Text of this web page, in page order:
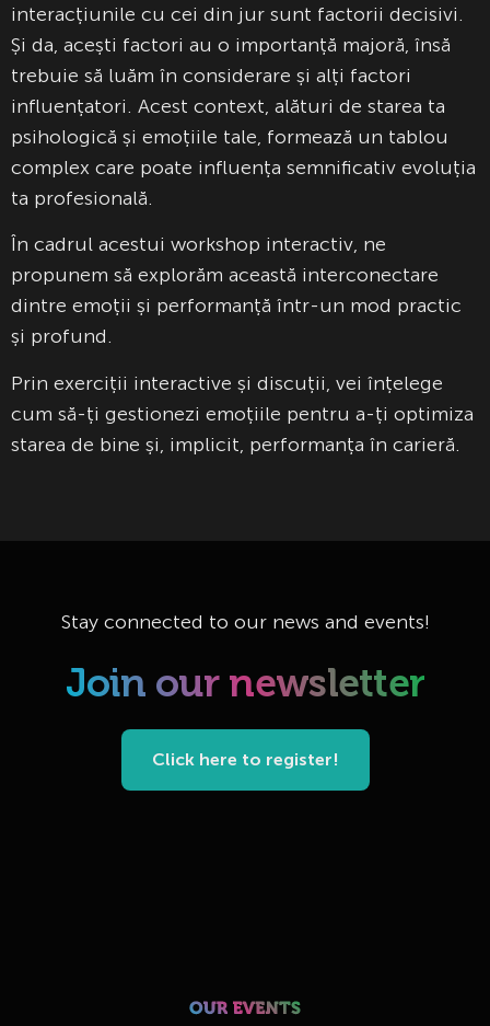
interacțiunile cu cei din jur sunt factorii decisivi.
Și da, acești factori au o importanță majoră, însă
trebuie să luăm în considerare și alți factori
influențatori. Acest context, alături de starea ta
psihologică și emoțiile tale, formează un tablou
complex care poate influența semnificativ evoluția
ta profesională.
În cadrul acestui workshop interactiv, ne
propunem să explorăm această interconectare
dintre emoții și performanță într-un mod practic
și profund.
Prin exerciții interactive și discuții, vei înțelege
cum să-ți gestionezi emoțiile pentru a-ți optimiza
starea de bine și, implicit, performanța în carieră.
Stay connected to our news and events!
Join our newsletter
Click here to register!